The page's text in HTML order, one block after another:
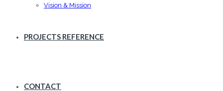
Vision & Mission
PROJECTS REFERENCE
CONTACT